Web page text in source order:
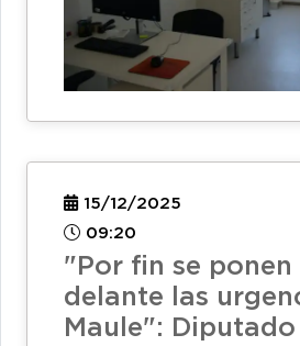
15/12/2025
09:20
"Por fin se ponen
delante las
Maule":